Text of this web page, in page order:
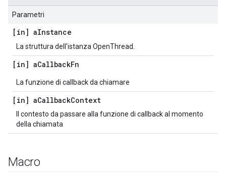
Parametri
[in] aInstance
La struttura dell'istanza OpenThread.
[in] aCallbackFn
La funzione di callback da chiamare
[in] aCallbackContext
Il contesto da passare alla funzione di callback al momento
della chiamata
Macro